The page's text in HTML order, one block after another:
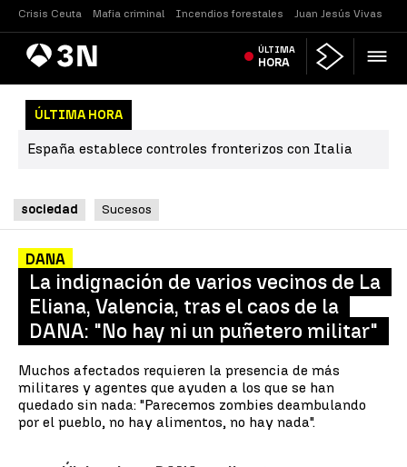
Crisis Ceuta Mafia criminal Incendios forestales Juan Jesús Vivas
AntenaNoticias ÚLTIMA
HORA
ÚLTIMA HORA
España establece controles fronterizos con Italia
sociedad Sucesos
DANA
La indignación de varios vecinos de La
Eliana, Valencia, tras el caos de la
DANA: "No hay ni un puñetero militar"
Muchos afectados requieren la presencia de más
militares y agentes que ayuden a los que se han
quedado sin nada: "Parecemos zombies deambulando
por el pueblo, no hay alimentos, no hay nada".